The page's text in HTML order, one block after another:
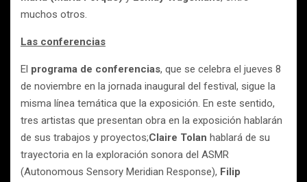
muchos otros.
Las conferencias
El programa de conferencias, que se celebra el jueves 8
de noviembre en la jornada inaugural del festival, sigue la
misma línea temática que la exposición. En este sentido,
tres artistas que presentan obra en la exposición hablarán
de sus trabajos y proyectos;Claire Tolan hablará de su
trayectoria en la exploración sonora del ASMR
(Autonomous Sensory Meridian Response), Filip